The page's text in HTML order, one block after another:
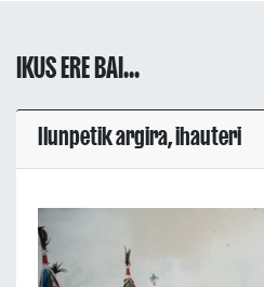
IKUS ERE BAI...
Ilunpetik argira, ihauteri